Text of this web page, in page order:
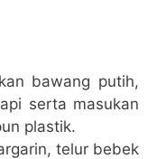
bawang putih,
serta masukan
plastik.
telur bebek